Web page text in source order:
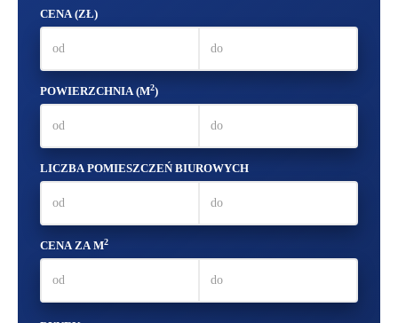
CENA (ZŁ)
POWIERZCHNIA (M2)
LICZBA POMIESZCZEŃ BIUROWYCH
CENA ZA M2